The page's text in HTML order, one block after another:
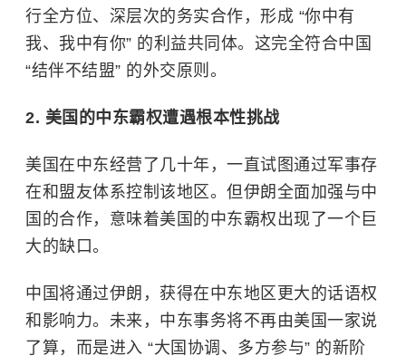
行全方位、深层次的务实合作，形成 “你中有
我、我中有你” 的利益共同体。这完全符合中国
“结伴不结盟” 的外交原则。
2. 美国的中东霸权遭遇根本性挑战
美国在中东经营了几十年，一直试图通过军事存
在和盟友体系控制该地区。但伊朗全面加强与中
国的合作，意味着美国的中东霸权出现了一个巨
大的缺口。
中国将通过伊朗，获得在中东地区更大的话语权
和影响力。未来，中东事务将不再由美国一家说
了算，而是进入 “大国协调、多方参与” 的新阶